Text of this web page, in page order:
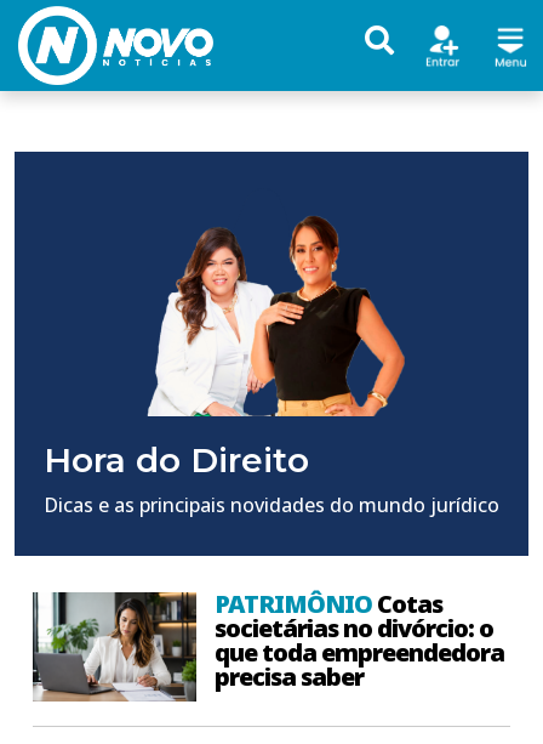
Hora do Direito
Dicas e as principais novidades do mundo jurídico
PATRIMÔNIOCotas
societárias no divórcio: o
que toda empreendedora
precisa saber